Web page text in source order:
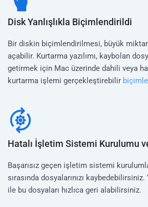
Disk Yanlışlıkla Biçimlendirildi
Bir diskin biçimlendirilmesi, büyük
açabilir. Kurtarma yazılımı, kaybolan
getirmek için Mac üzerinde dahili veya
kurtarma işlemi gerçekleştirebilir
Hatalı İşletim Sistemi Kurulumu
Başarısız geçen işletim sistemi
sırasında dosyalarınızı kaybedebilirsiniz.
ile bu dosyaları hızlıca geri alabilirsiniz.